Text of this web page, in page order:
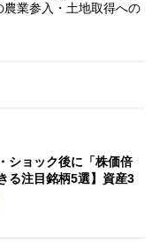
業参入・土地取得への
ショック後に「株価倍
る注目銘柄5選】資産3